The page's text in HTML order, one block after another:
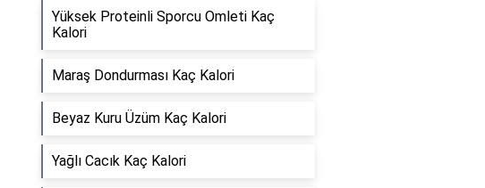
Yüksek Proteinli Sporcu Omleti Kaç
Kalori
Maraş Dondurması Kaç Kalori
Beyaz Kuru Üzüm Kaç Kalori
Yağlı Cacık Kaç Kalori